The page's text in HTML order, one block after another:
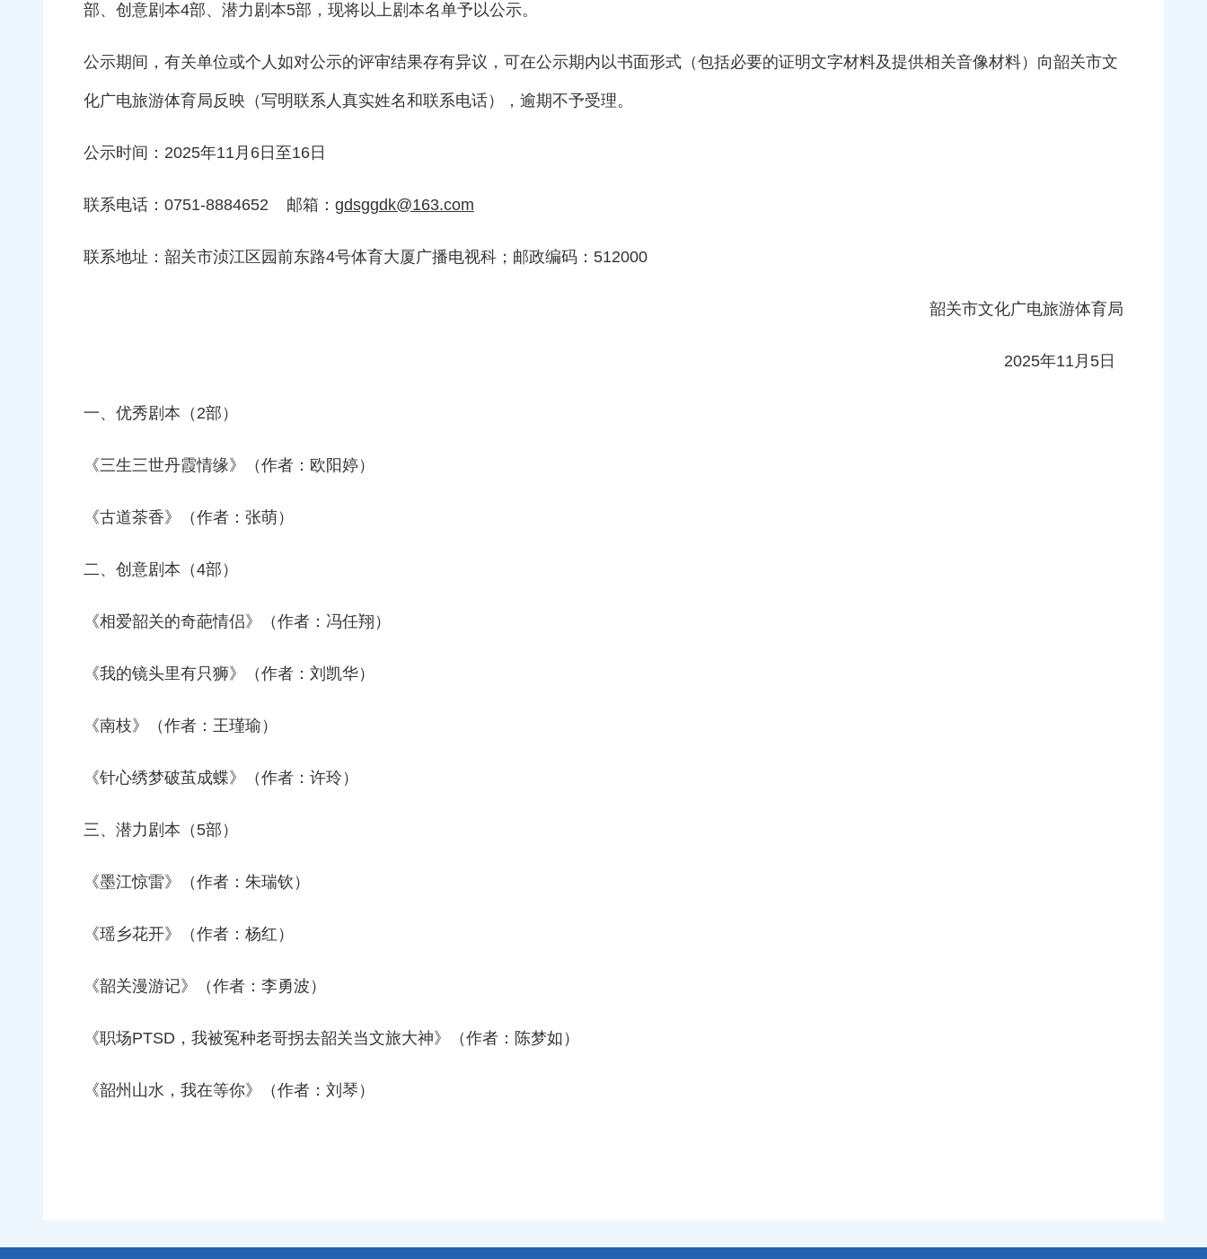
部、创意剧本4部、潜力剧本5部，现将以上剧本名单予以公示。
公示期间，有关单位或个人如对公示的评审结果存有异议，可在公示期内以书面形式（包括必要的证明文字材料及提供相关音像材料）向韶关市文
化广电旅游体育局反映（写明联系人真实姓名和联系电话），逾期不予受理。
公示时间：2025年11月6日至16日
联系电话：0751-8884652 邮箱： gdsggdk@163.com
联系地址：韶关市浈江区园前东路4号体育大厦广播电视科；邮政编码：512000
韶关市文化广电旅游体育局
2025年11月5日
一、优秀剧本（2部）
《三生三世丹霞情缘》（作者：欧阳婷）
《古道茶香》（作者：张萌）
二、创意剧本（4部）
《相爱韶关的奇葩情侣》（作者：冯任翔）
《我的镜头里有只狮》（作者：刘凯华）
《南枝》（作者：王瑾瑜）
《针心绣梦破茧成蝶》（作者：许玲）
三、潜力剧本（5部）
《墨江惊雷》（作者：朱瑞钦）
《瑶乡花开》（作者：杨红）
《韶关漫游记》（作者：李勇波）
《职场PTSD，我被冤种老哥拐去韶关当文旅大神》（作者：陈梦如）
《韶州山水，我在等你》（作者：刘琴）